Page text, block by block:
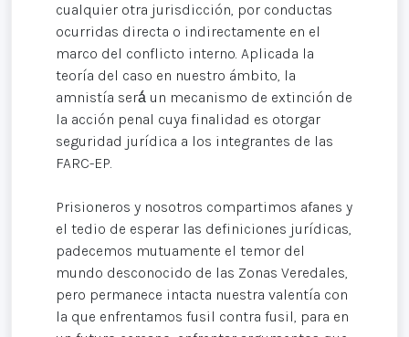
cualquier otra jurisdicción, por conductas
ocurridas directa o indirectamente en el
marco del conflicto interno. Aplicada la
teoría del caso en nuestro ámbito, la
amnistía será́ un mecanismo de extinción de
la acción penal cuya finalidad es otorgar
seguridad jurídica a los integrantes de las
FARC-EP.
Prisioneros y nosotros compartimos afanes y
el tedio de esperar las definiciones jurídicas,
padecemos mutuamente el temor del
mundo desconocido de las Zonas Veredales,
pero permanece intacta nuestra valentía con
la que enfrentamos fusil contra fusil, para en